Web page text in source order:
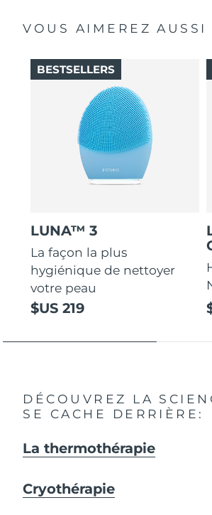
VOUS AIMEREZ AUSSI
LUNA™ 3
La façon la plus
hygiénique de nettoyer
votre peau
$US 219
BESTSELLERS
DÉCOUVREZ LA
SE CACHE DERRIÈRE:
La thermothérapie
Cryothérapie